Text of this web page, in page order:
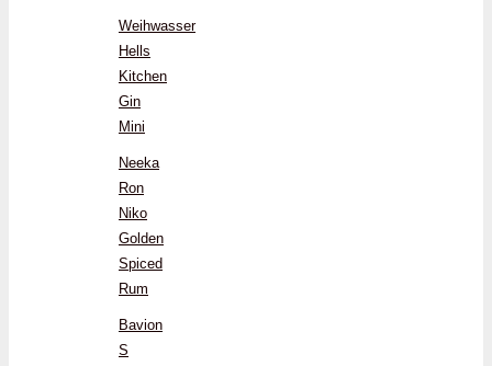
Weihwasser
Hells
Kitchen
Gin
Mini
Neeka
Ron
Niko
Golden
Spiced
Rum
Bavion
S